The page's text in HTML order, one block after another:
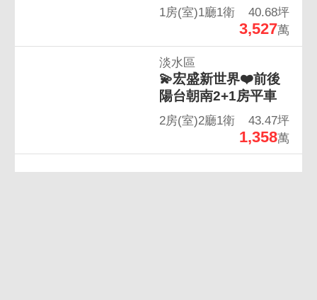
1房(室)1廳1衛 40.68坪
3,527萬
淡水區
💫宏盛新世界❤️前後
陽台朝南2+1房平車
2房(室)2廳1衛 43.47坪
1,358萬